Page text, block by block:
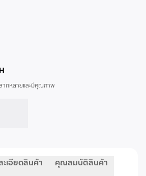
ากหลายและมีคุณภาพ
ะเอียดสินค้า คุณสมบัติสินค้า